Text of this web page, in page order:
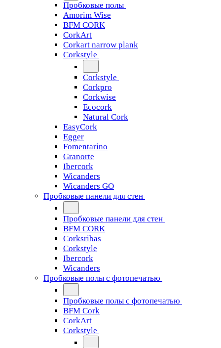
Пробковые полы
Amorim Wise
BFM CORK
CorkArt
Corkart narrow plank
Corkstyle
Corkstyle
Corkpro
Corkwise
Ecocork
Natural Cork
EasyCork
Egger
Fomentarino
Granorte
Ibercork
Wicanders
Wicanders GO
Пробковые панели для стен
Пробковые панели для стен
BFM CORK
Corksribas
Corkstyle
Ibercork
Wicanders
Пробковые полы с фотопечатью
Пробковые полы с фотопечатью
BFM Cork
CorkArt
Corkstyle